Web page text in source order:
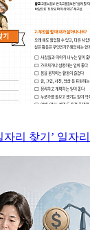
자리 찾기’ 일자